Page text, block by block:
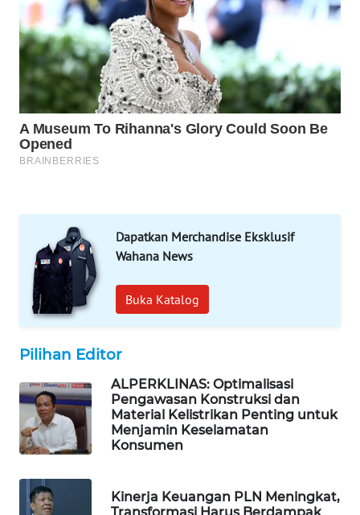
Dapatkan Merchandise Eksklusif
Wahana News
Buka Katalog
Pilihan Editor
ALPERKLINAS: Optimalisasi
Pengawasan Konstruksi dan
Material Kelistrikan Penting untuk
Menjamin Keselamatan
Konsumen
Kinerja Keuangan PLN Meningkat,
Transformasi Harus Berdampak
LISTRIK
MASYARAKAT
KELISTRIKAN
WALINKI
ID
MARTABAT
NET
PLN
WATCH
MKLI
LPKKI
LKKI
KOPEKLIN